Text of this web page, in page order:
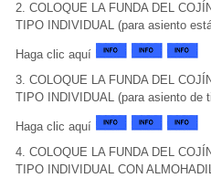
2. COLOQUE LA FUNDA DEL
TIPO INDIVIDUAL (para asiento
Haga clic aquí
3. COLOQUE LA FUNDA DEL
TIPO INDIVIDUAL (para asiento de
Haga clic aquí
4. COLOQUE LA FUNDA DEL
TIPO INDIVIDUAL CON